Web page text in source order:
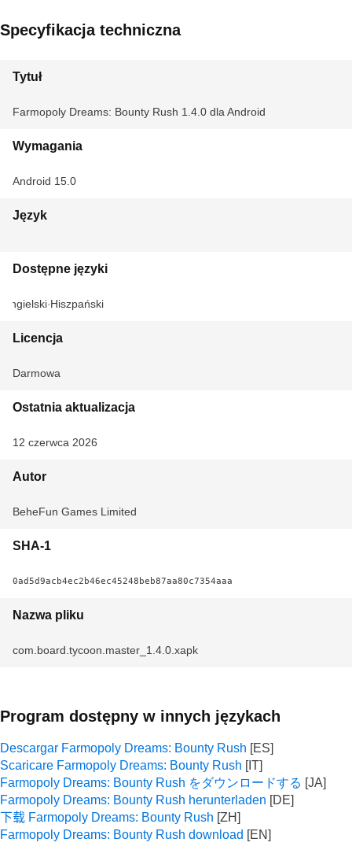
Specyfikacja techniczna
Tytuł
Farmopoly Dreams: Bounty Rush 1.4.0 dla Android
Wymagania
Android 15.0
Język
Dostępne języki
Angielski Hiszpański
Licencja
Darmowa
Ostatnia aktualizacja
12 czerwca 2026
Autor
BeheFun Games Limited
SHA-1
0ad5d9acb4ec2b46ec45248beb87aa80c7354aaa
Nazwa pliku
com.board.tycoon.master_1.4.0.xapk
Program dostępny w innych językach
Descargar Farmopoly Dreams: Bounty Rush
Scaricare Farmopoly Dreams: Bounty Rush
Farmopoly Dreams: Bounty Rush をダウンロードする
Farmopoly Dreams: Bounty Rush herunterladen
下载 Farmopoly Dreams: Bounty Rush
Farmopoly Dreams: Bounty Rush download